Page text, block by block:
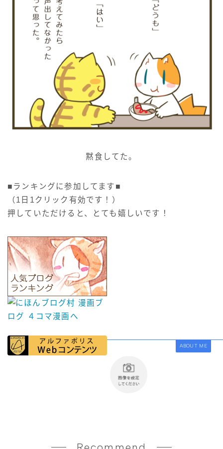
黙食してた。
■ランキングに参加してます■
（1日1クリック有効です！）
押していただけると、とても嬉しいです！
ABOUT ME